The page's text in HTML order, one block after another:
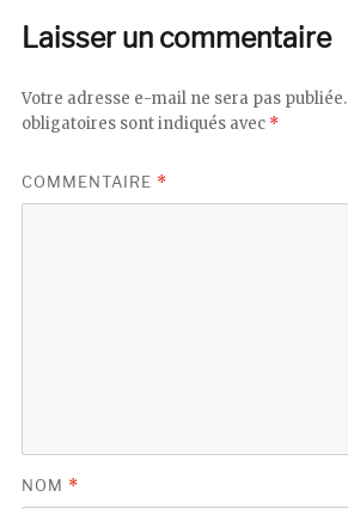
Laisser un commentaire
Votre adresse e-mail ne sera pas publiée.
obligatoires sont indiqués avec *
COMMENTAIRE *
NOM *